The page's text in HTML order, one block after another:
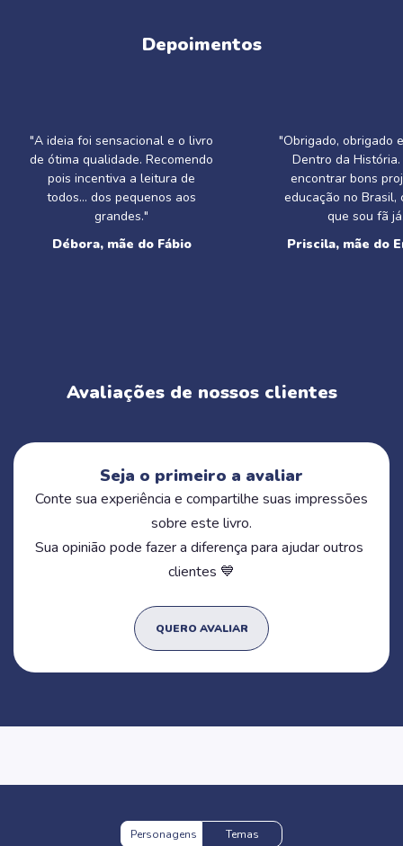
Depoimentos
"A ideia foi sensacional e o livro
de ótima qualidade. Recomendo
pois incentiva a leitura de
todos... dos pequenos aos
grandes."
Débora, mãe do Fábio
"Obrigado, obrigado
Dentro da
encontrar bons
educação no Brasil,
que sou fã
Priscila, mãe do
Avaliações de nossos clientes
Seja o primeiro a avaliar
Conte sua experiência e compartilhe suas impressões
sobre este livro.
Sua opinião pode fazer a diferença para ajudar outros
clientes 💙
QUERO AVALIAR
Personagens Temas